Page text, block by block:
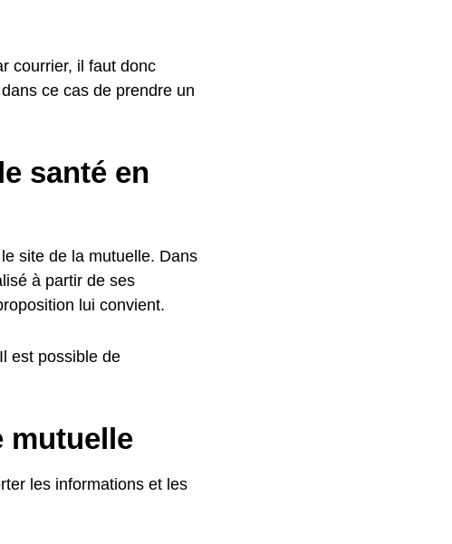
courrier, il faut donc
ce cas de prendre un
santé en
site de la mutuelle. Dans
à partir de ses
lui convient.
est possible de
mutuelle
les informations et les